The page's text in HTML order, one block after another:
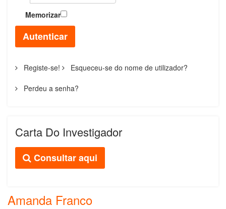
Memorizar
Autenticar
Registe-se! Esqueceu-se do nome de utilizador?
Perdeu a senha?
Carta Do Investigador
Consultar aqui
Amanda Franco